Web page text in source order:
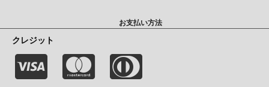
お支払い方法
クレジット